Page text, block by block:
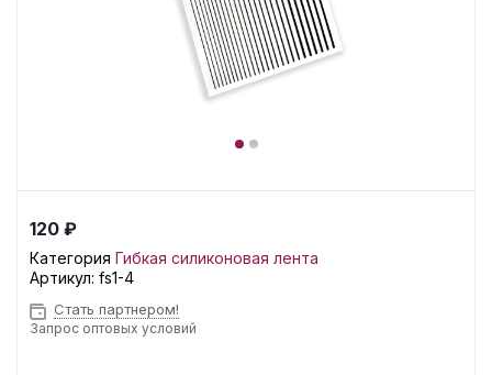
120 ₽
Категория Гибкая силиконовая лента
Артикул: fs1-4
Стать партнером!
Запрос оптовых условий